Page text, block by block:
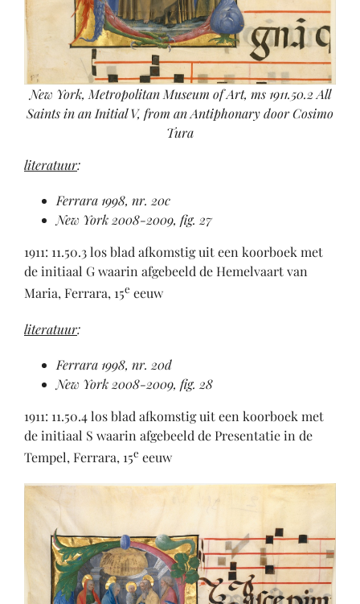
New York, Metropolitan Museum of Art, ms 1911.50.2 All
Saints in an Initial V, from an Antiphonary door Cosimo
Tura
literatuur:
Ferrara 1998, nr. 20c
New York 2008-2009, fig. 27
1911: 11.50.3 los blad afkomstig uit een koorboek met
de initiaal G waarin afgebeeld de Hemelvaart van
Maria, Ferrara, 15e eeuw
literatuur:
Ferrara 1998, nr. 20d
New York 2008-2009, fig. 28
1911: 11.50.4 los blad afkomstig uit een koorboek met
de initiaal S waarin afgebeeld de Presentatie in de
Tempel, Ferrara, 15e eeuw